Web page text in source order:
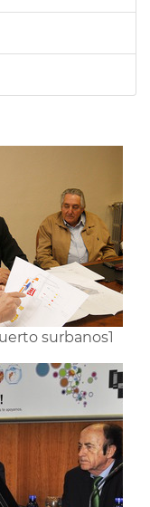
surbanos1